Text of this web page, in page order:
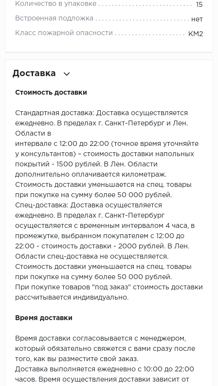
SPC Promo
SPC Stronghold
TANTO
Tarkett
Tulesna
Vinil click
Количество в упаковке 15
Встроенная подложка нет
Класс пожарной опасности КМ2
Доставка
Стоимость доставки
Стандартная доставка: Доставка осуществляется
ежедневно. В пределах г. Санкт-Петербург и Лен.
Области в
интервале с 12:00 до 22:00 (точное время уточняйте
у консультантов) – стоимость доставки напольных
покрытий - 1500 рублей. В Лен. Области
дополнительно оплачивается километраж.
Стоимость доставки уменьшается на спец. товары
при покупке на сумму более 50 000 рублей.
Спец-доставка: Доставка осуществляется
ежедневно. В пределах г. Санкт-Петербург
осуществляется с временным интервалом 4 часа, в
промежутке, выбранном покупателем с 12:00 до
22:00 - стоимость доставки - 2000 рублей. В Лен.
Области спец-доставка не осуществляется.
Стоимость доставки уменьшается на спец. товары
при покупке на сумму более 50 000 рублей.
При покупке товаров "под заказ" стоимость доставки
рассчитывается индивидуально.
Время доставки
Время доставки согласовывается с менеджером,
который обязательно свяжется с вами сразу после
того, как вы разместите свой заказ.
Доставка выполняется ежедневно с 10:00 до 22:00
часов. Время осуществления доставки зависит от